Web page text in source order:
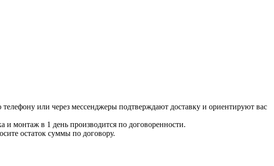
или через мессенджеры подтверждают доставку и ориентируют вас
и монтаж в 1 день производится по договоренности.
остаток суммы по договору.